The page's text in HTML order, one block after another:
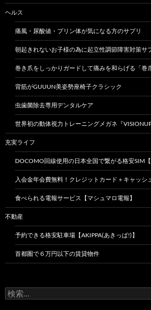
ヘルス
痛風・尿酸値・プリン体が気になる方のサプリ
朝起きれないお子様の為に起立性調節障害対策サ
巻き爪をしっかりガードして痛みを和らげる「巻
背筋がGUUUN美姿勢座椅子クラシック
虫歯菌除去専用デンタルケア
世界初の動体視力トレーニングメガネ『VISIONUP
充実ライフ
DOCOMO回線使用の日本全国で繋がる格安SIM【
入会金年会費無料！クレジットカード＋キャッシ
食べられる電報サービス【マシュマロ電報】
不動産
予約できる格安駐車場【AKIPPA(あきっぱ!)】
首都圏で６万円以下の賃貸物件
検
索: